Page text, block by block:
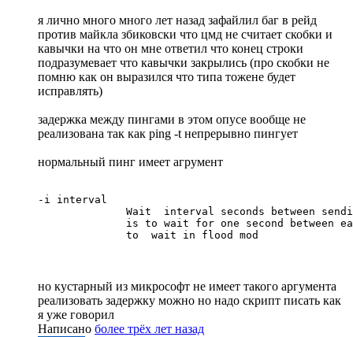
я лично много много лет назад зафайлил баг в рейд
против майкла збиковски что цмд не считает скобки и
кавычки на что он мне ответил что конец строки
подразумевает что кавычки закрылись (про скобки не
помню как он выразился что типа тожене будет
исправлять)
задержка между пингами в этом опусе вообще не
реализована так как ping -t непрерывно пингует
нормальный пинг имеет агрумент
-i interval
Wait  interval seconds between
is to wait for one second between
              to  wait in flood mod
но кустарный из микрософт не имеет такого аргумента
реализовать задержку можно но надо скрипт писать как
я уже говорил
Написано более трёх лет назад